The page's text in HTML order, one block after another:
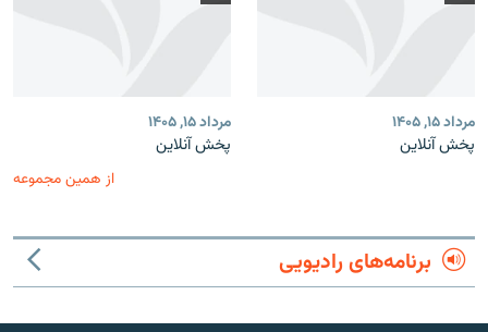
مرداد ۱۵, ۱۴۰۵
پخش آنلاین
مرداد ۱۵, ۱۴۰۵
پخش آنلاین
از همین مجموعه
برنامه‌های رادیویی